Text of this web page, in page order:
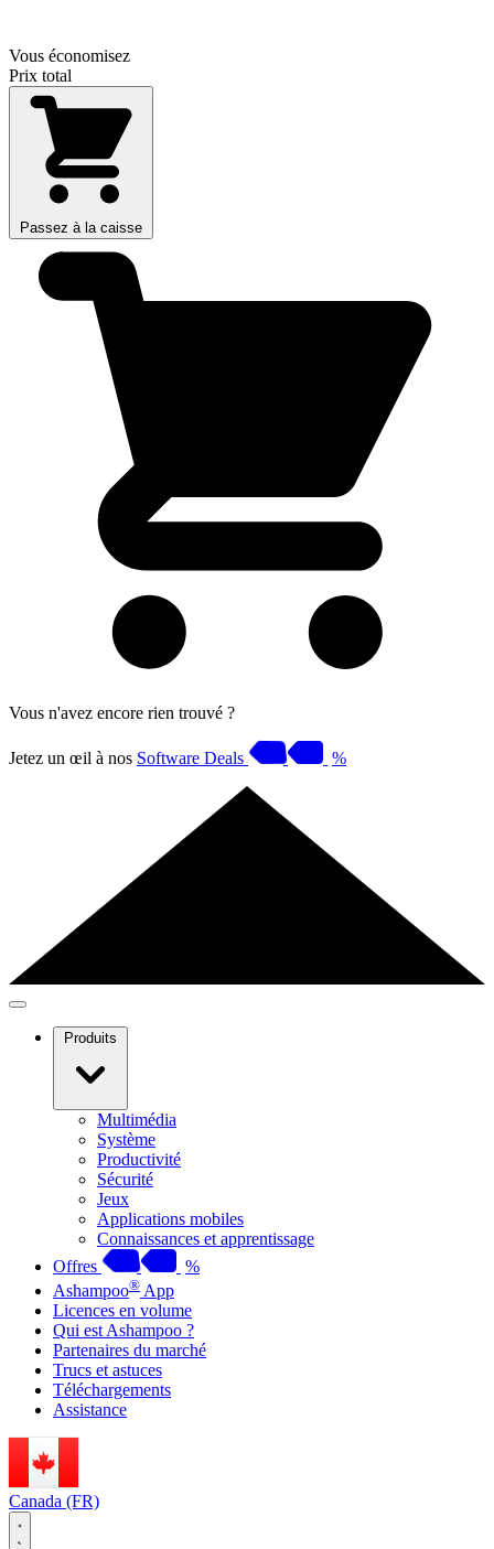
Vous économisez
Prix total
Passez à la caisse
Vous n'avez encore rien trouvé ?
Jetez un œil à nos Software Deals %
Produits
Multimédia
Système
Productivité
Sécurité
Jeux
Applications mobiles
Connaissances et apprentissage
Offres
%
Ashampoo® App
Licences en volume
Qui est Ashampoo ?
Partenaires du marché
Trucs et astuces
Téléchargements
Assistance
Canada (FR)